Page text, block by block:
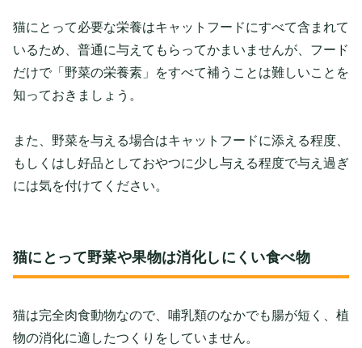
猫にとって必要な栄養はキャットフードにすべて含まれて
いるため、普通に与えてもらってかまいませんが、フード
だけで「野菜の栄養素」をすべて補うことは難しいことを
知っておきましょう。
また、野菜を与える場合はキャットフードに添える程度、
もしくはし好品としておやつに少し与える程度で与え過ぎ
には気を付けてください。
猫にとって野菜や果物は消化しにくい食べ物
猫は完全肉食動物なので、哺乳類のなかでも腸が短く、植
物の消化に適したつくりをしていません。